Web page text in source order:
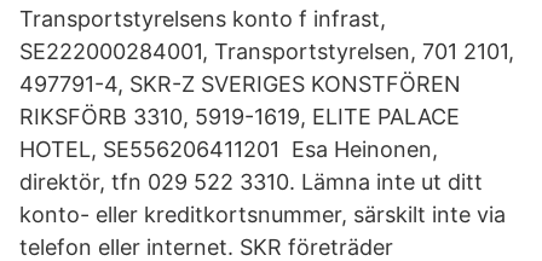
Transportstyrelsens konto f infrast,
SE222000284001, Transportstyrelsen, 701 2101,
497791-4, SKR-Z SVERIGES KONSTFÖREN
RIKSFÖRB 3310, 5919-1619, ELITE PALACE
HOTEL, SE556206411201 Esa Heinonen,
direktör, tfn 029 522 3310. Lämna inte ut ditt
konto- eller kreditkortsnummer, särskilt inte via
telefon eller internet. SKR företräder